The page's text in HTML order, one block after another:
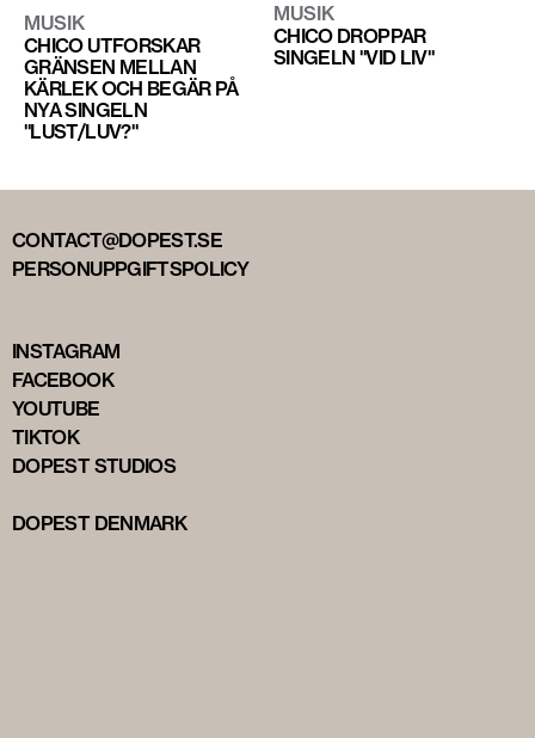
MUSIK
CHICO UTFORSKAR
GRÄNSEN MELLAN
KÄRLEK OCH BEGÄR PÅ
NYA SINGELN
"LUST/LUV?"
MUSIK
CHICO DROPPAR
SINGELN "VID LIV"
CONTACT@DOPEST.SE
PERSONUPPGIFTSPOLICY
INSTAGRAM
FACEBOOK
YOUTUBE
TIKTOK
DOPEST STUDIOS
DOPEST DENMARK